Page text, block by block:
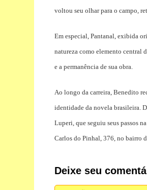
voltou seu olhar para o campo,
Em especial, Pantanal, exibida
natureza como elemento central
e a permanência de sua obra.
Ao longo da carreira, Benedito
identidade da novela brasileira.
Luperi, que seguiu seus passos
Carlos do Pinhal, 376, no bairro
Deixe seu